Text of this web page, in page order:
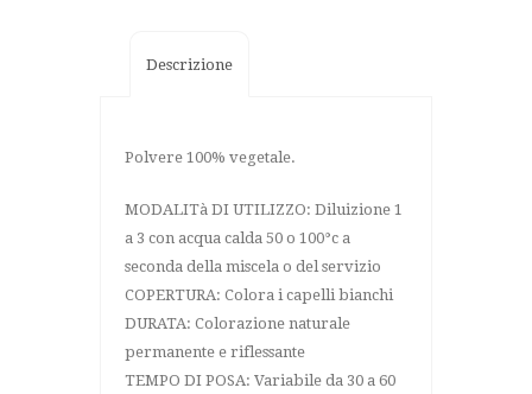
bianchiDescrizione
Polvere 100% vegetale.
MODALITà DI UTILIZZO: Diluizione 1
a 3 con acqua calda 50 o 100°c a
seconda della miscela o del servizio
COPERTURA: Colora i capelli bianchi
DURATA: Colorazione naturale
permanente e riflessante
TEMPO DI POSA: Variabile da 30 a 60